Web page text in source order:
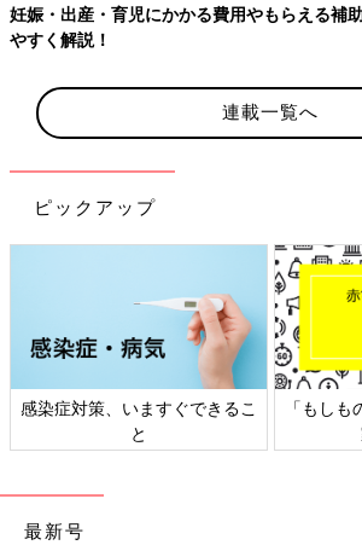
妊娠・出産・育児にかかる費用やもらえる補
やすく解説！
連載一覧へ
ピックアップ
感染症対策、いますぐできるこ
と
「もし
最新号